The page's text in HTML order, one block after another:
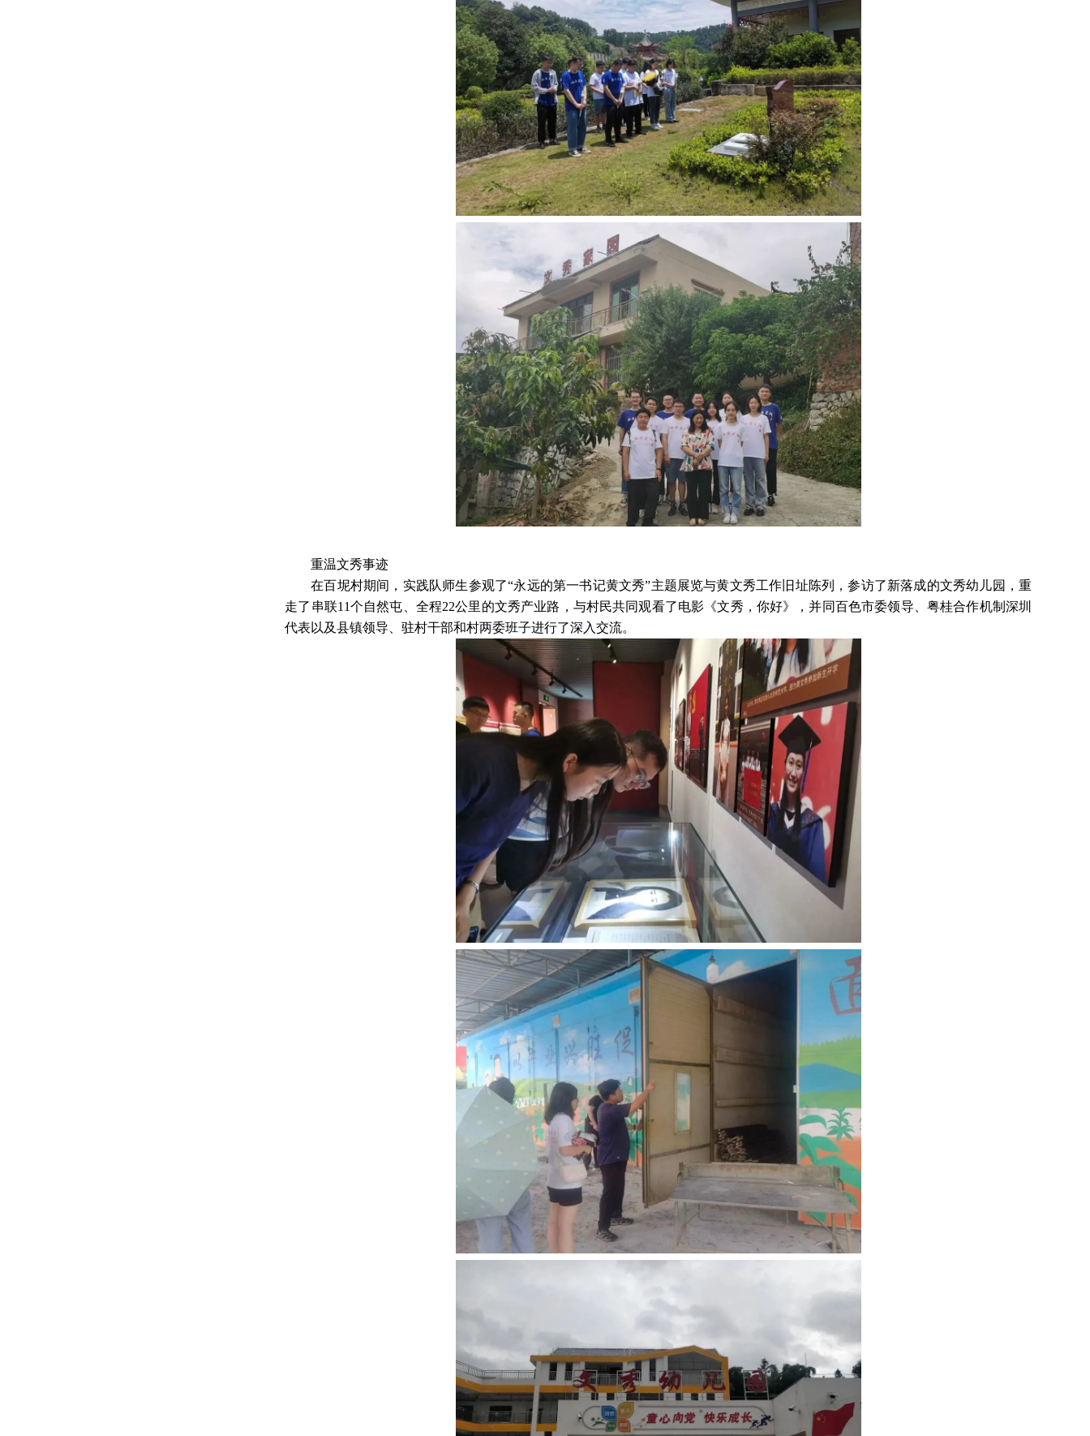
重温文秀事迹
在百坭村期间，实践队师生参观了“永远的第一书记黄文秀”主题展览与黄文秀工作旧址陈列，参访了新落成的文秀幼儿园，重
走了串联11个自然屯、全程22公里的文秀产业路，与村民共同观看了电影《文秀，你好》，并同百色市委领导、粤桂合作机制深圳
代表以及县镇领导、驻村干部和村两委班子进行了深入交流。